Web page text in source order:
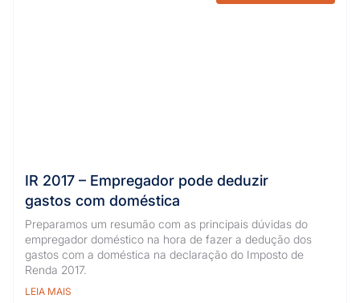
IR 2017 – Empregador pode deduzir
gastos com doméstica
Preparamos um resumão com as principais dúvidas do
empregador doméstico na hora de fazer a dedução dos
gastos com a doméstica na declaração do Imposto de
Renda 2017.
LEIA MAIS